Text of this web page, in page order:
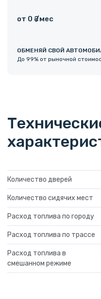
от 0 ₴ /мес
ОБМЕНЯЙ СВОЙ
До 99% от рыночной
Количество дверей
Количество сидячих мест
Расход топлива по городу
Расход топлива по трассе
Расход топлива в
смешанном режиме